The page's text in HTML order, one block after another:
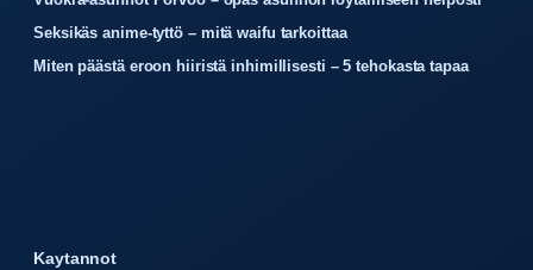
Seksikäs anime-tyttö – mitä waifu tarkoittaa
Miten päästä eroon hiiristä inhimillisesti – 5 tehokasta tapaa
Kaytannot